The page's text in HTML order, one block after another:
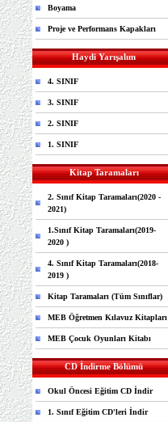
Boyama
Proje ve Performans Kapakları
Haydi Yarışalım
4. SINIF
3. SINIF
2. SINIF
1. SINIF
Kitap Taramaları
2. Sınıf Kitap Taramaları(2020 -
2021)
1.Sınıf Kitap Taramaları(2019-
2020 )
4. Sınıf Kitap Taramaları(2018-
2019 )
Kitap Taramaları (Tüm Sınıflar)
MEB Öğretmen Kılavuz Kitapları
MEB Çocuk Oyunları Kitabı
CD İndirme Bölümü
Okul Öncesi Eğitim CD İndir
1. Sınıf Eğitim CD'leri İndir